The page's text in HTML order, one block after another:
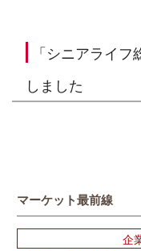
「シニアライ
しました
マーケット最前線
企